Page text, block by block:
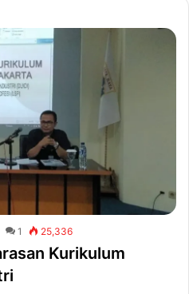
1 25,336
Kurikulum